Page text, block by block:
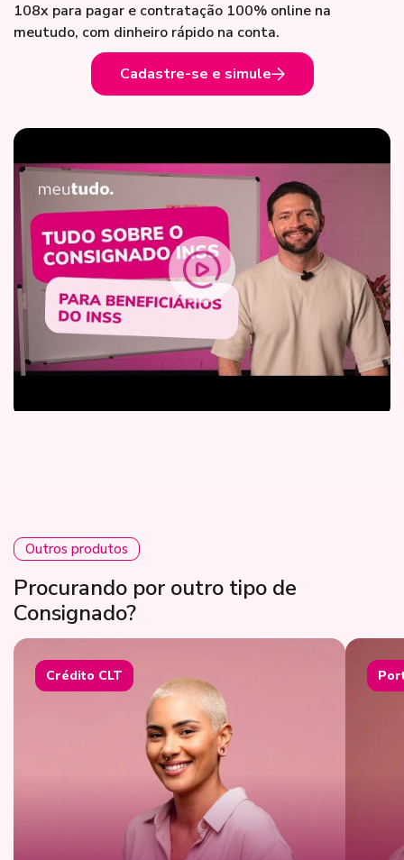
108x para pagar e contratação 100% online na
meutudo, com dinheiro rápido na conta.
Cadastre-se e simule
Outros produtos
Procurando por outro tipo de
Consignado?
Crédito CLT